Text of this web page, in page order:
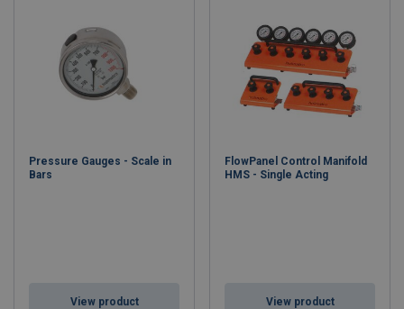
Pressure Gauges - Scale in
Bars
View product
FlowPanel Control Manifold
HMS - Single Acting
View product